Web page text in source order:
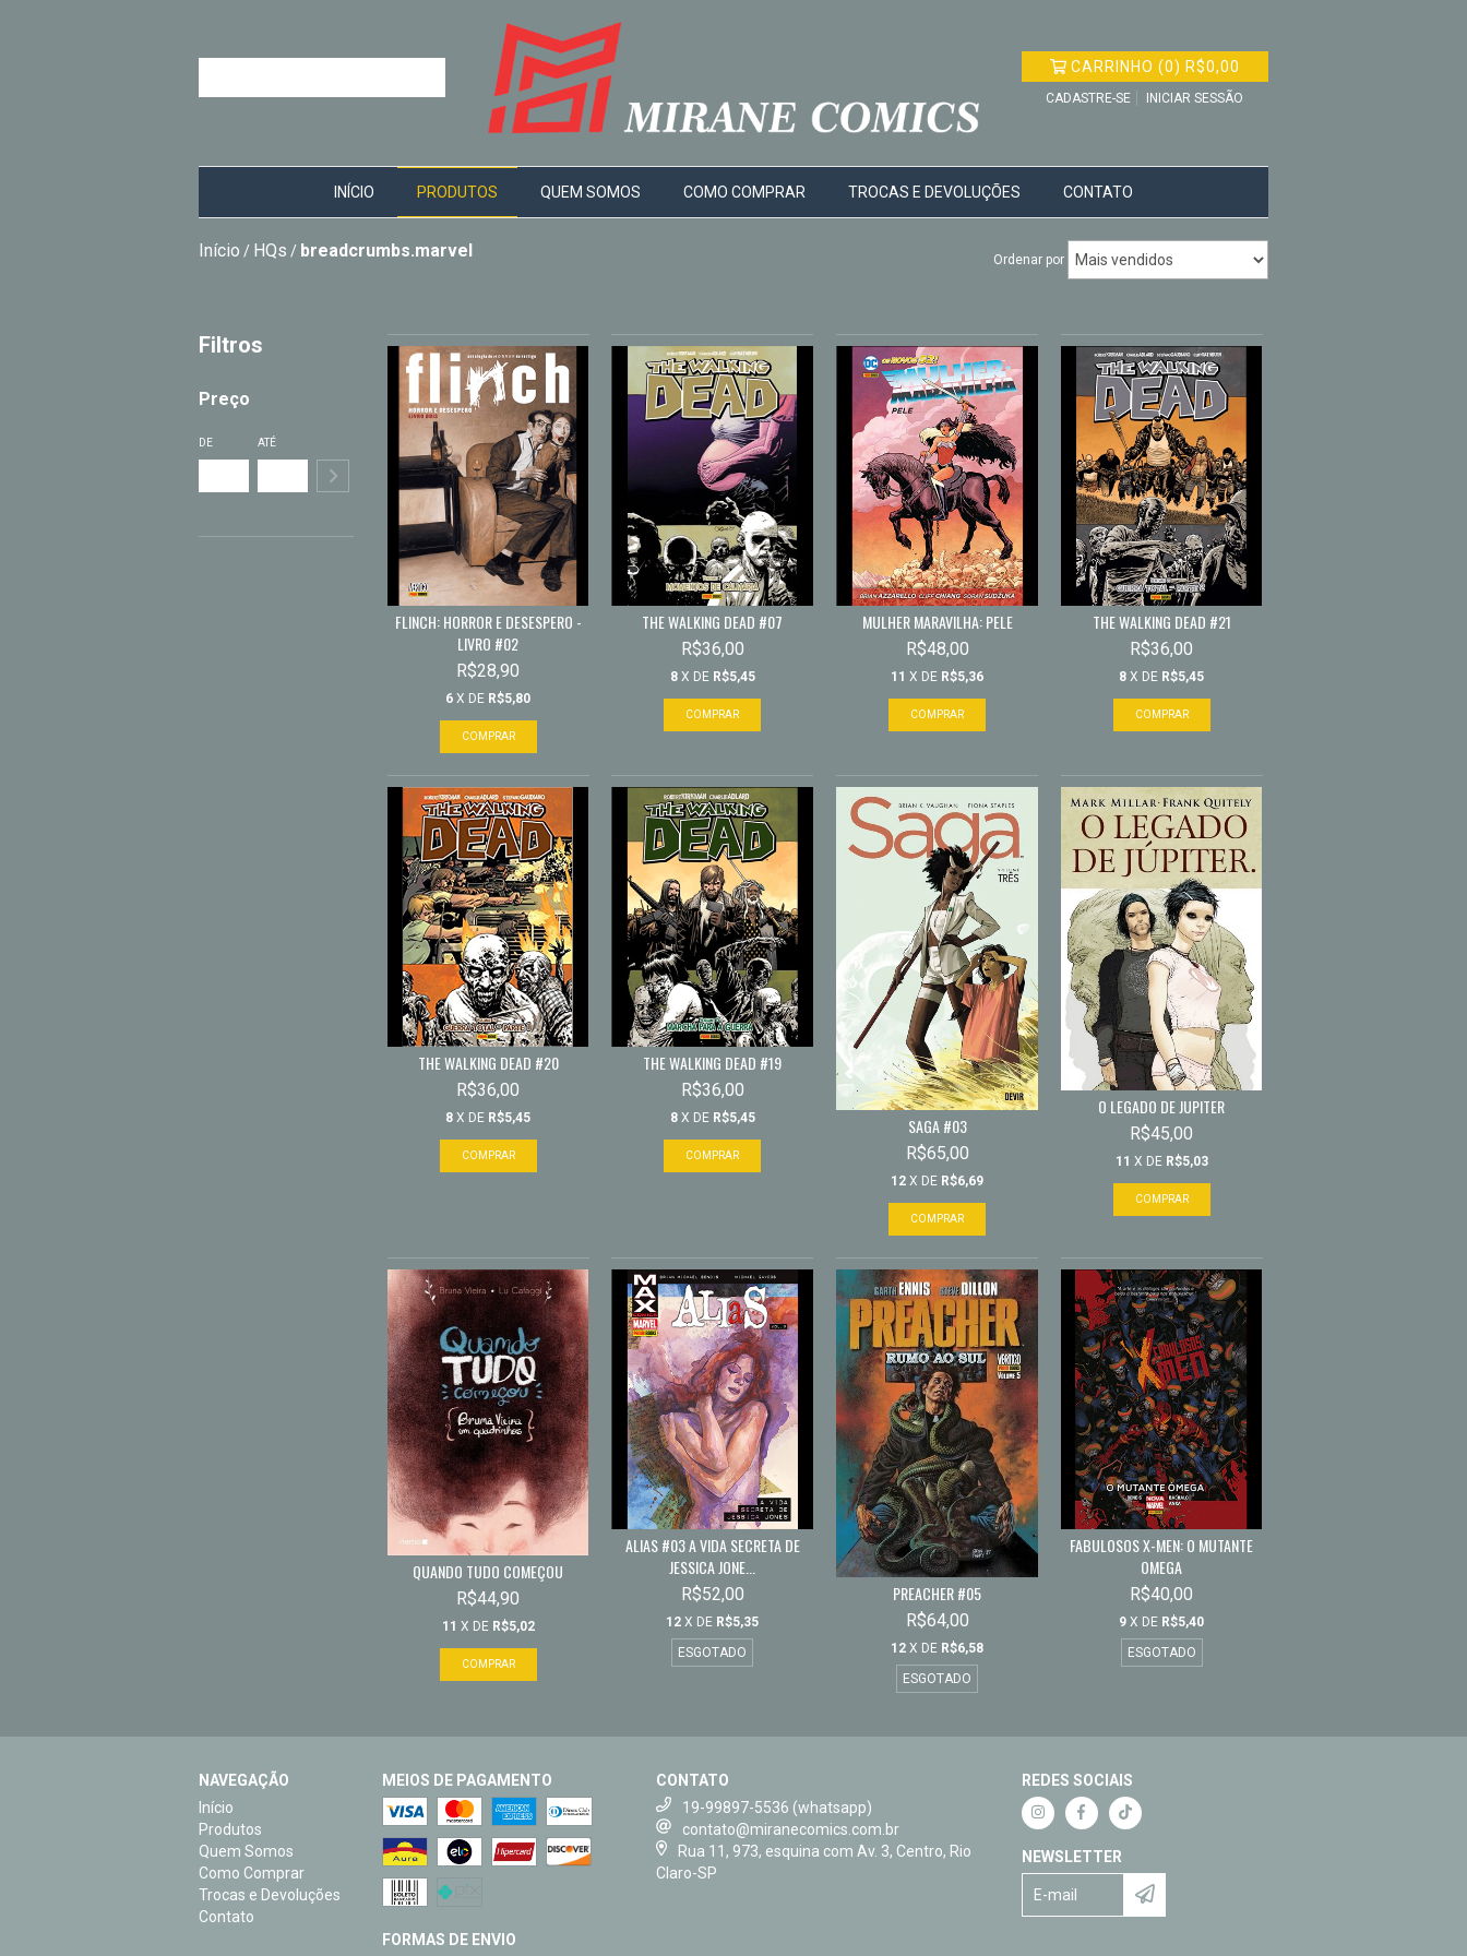
CARRINHO (0) R$0,00
CADASTRE-SE INICIAR SESSÃO
INÍCIO PRODUTOS QUEM SOMOS COMO COMPRAR TROCAS E DEVOLUÇÕES CONTATO
Início / HQs / breadcrumbs.marvel Ordenar por
Filtros
Preço
DE ATÉ
FLINCH: HORROR E DESESPERO -
LIVRO #02
R$28,90
6 X DE R$5,80
THE WALKING DEAD #07
R$36,00
8 X DE R$5,45
MULHER MARAVILHA: PELE
R$48,00
11 X DE R$5,36
THE WALKING DEAD #21
R$36,00
8 X DE R$5,45
THE WALKING DEAD #20
R$36,00
8 X DE R$5,45
THE WALKING DEAD #19
R$36,00
8 X DE R$5,45 SAGA #03
R$65,00
12 X DE R$6,69
O LEGADO DE JUPITER
R$45,00
11 X DE R$5,03
QUANDO TUDO COMEÇOU
R$44,90
11 X DE R$5,02
ALIAS #03 A VIDA SECRETA DE
JESSICA JONE...
R$52,00
12 X DE R$5,35
ESGOTADO
PREACHER #05
R$64,00
12 X DE R$6,58
ESGOTADO
FABULOSOS X-MEN: O MUTANTE
OMEGA
R$40,00
9 X DE R$5,40
ESGOTADO
NAVEGAÇÃO
Início
Produtos
Quem Somos
Como Comprar
Trocas e Devoluções
Contato
MEIOS DE PAGAMENTO
FORMAS DE ENVIO
CONTATO
19-99897-5536 (whatsapp)
contato@miranecomics.com.br
Rua 11, 973, esquina com Av. 3, Centro, Rio
Claro-SP
REDES SOCIAIS
NEWSLETTER